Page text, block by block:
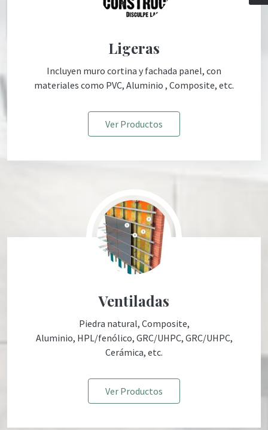
Ligeras
Incluyen muro cortina y fachada panel, con
materiales como PVC, Aluminio , Composite, etc.
Ver Productos
Ventiladas
Piedra natural, Composite,
Aluminio, HPL/fenólico, GRC/UHPC, GRC/UHPC,
Cerámica, etc.
Ver Productos